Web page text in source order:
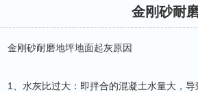
金刚砂耐
金刚砂耐磨地坪地面起灰原因
1、水灰比过大：即拌合的混凝土水量大，